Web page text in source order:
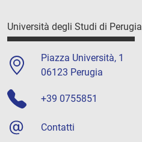
Università degli Studi di Perugia
Piazza Università, 1
06123 Perugia
+39 0755851
Contatti